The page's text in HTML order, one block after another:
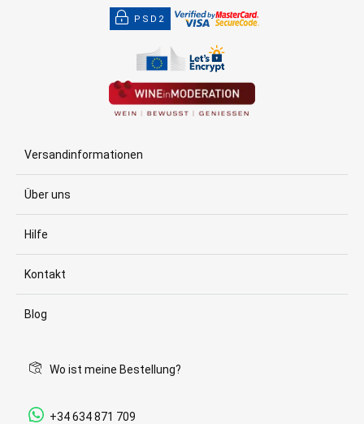
PSD2
Versandinformationen
Über uns
Hilfe
Kontakt
Blog
Wo ist meine Bestellung?
+34 634 871 709